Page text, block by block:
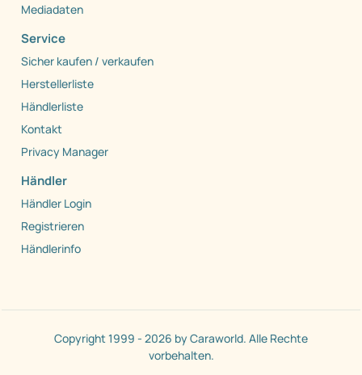
Mediadaten
Service
Sicher kaufen / verkaufen
Herstellerliste
Händlerliste
Kontakt
Privacy Manager
Händler
Händler Login
Registrieren
Händlerinfo
Copyright 1999 - 2026 by Caraworld. Alle Rechte
vorbehalten.